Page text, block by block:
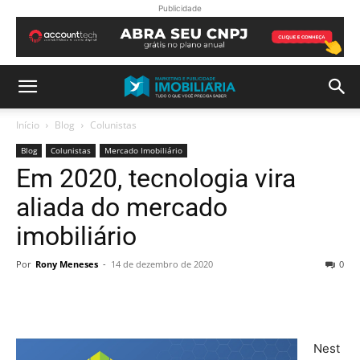
Publicidade
Início Blog Colunistas
Blog Colunistas Mercado Imobiliário
Em 2020, tecnologia vira
aliada do mercado
imobiliário
Por Rony Meneses - 14 de dezembro de 2020 0
Nest